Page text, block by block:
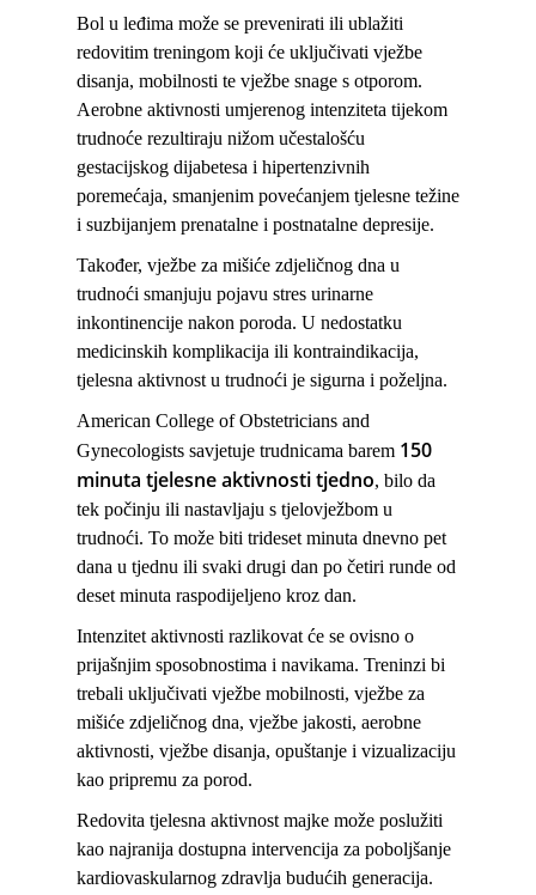
Bol u leđima može se prevenirati ili ublažiti
redovitim treningom koji će uključivati vježbe
disanja, mobilnosti te vježbe snage s otporom.
Aerobne aktivnosti umjerenog intenziteta tijekom
trudnoće rezultiraju nižom učestalošću
gestacijskog dijabetesa i hipertenzivnih
poremećaja, smanjenim povećanjem tjelesne težine
i suzbijanjem prenatalne i postnatalne depresije.
Također, vježbe za mišiće zdjeličnog dna u
trudnoći smanjuju pojavu stres urinarne
inkontinencije nakon poroda. U nedostatku
medicinskih komplikacija ili kontraindikacija,
tjelesna aktivnost u trudnoći je sigurna i poželjna.
American College of Obstetricians and
Gynecologists savjetuje trudnicama barem 150
minuta tjelesne aktivnosti tjedno, bilo da
tek počinju ili nastavljaju s tjelovježbom u
trudnoći. To može biti trideset minuta dnevno pet
dana u tjednu ili svaki drugi dan po četiri runde od
deset minuta raspodijeljeno kroz dan.
Intenzitet aktivnosti razlikovat će se ovisno o
prijašnjim sposobnostima i navikama. Treninzi bi
trebali uključivati vježbe mobilnosti, vježbe za
mišiće zdjeličnog dna, vježbe jakosti, aerobne
aktivnosti, vježbe disanja, opuštanje i vizualizaciju
kao pripremu za porod.
Redovita tjelesna aktivnost majke može poslužiti
kao najranija dostupna intervencija za poboljšanje
kardiovaskularnog zdravlja budućih generacija.